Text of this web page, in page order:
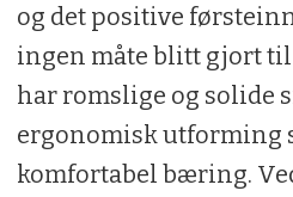
og det positive
ingen måte blitt gjort til
har romslige og solide
ergonomisk utforming
komfortabel bæring.